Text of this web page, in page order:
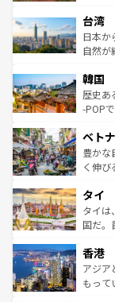
ならではの
情報は
れるお
人々、
ク、伝
ワイを、存
はコン
リアリ
ク）、
ど、見
いる。
ビング
い。オ
参照し
台湾
日本か
自然が
ン）、
と山間
驚きを
容にも
照して
韓国
歴史あ
-POP
き、地
できる
まで、
リティ
覧を参
ベト
豊かな
く伸び
急速な
ーチミ
醸し出
とつ。
ひ現地
が旅行
タイ
タイは
国だ。
の活気
帯で自
いビー
香港
アジア
もって